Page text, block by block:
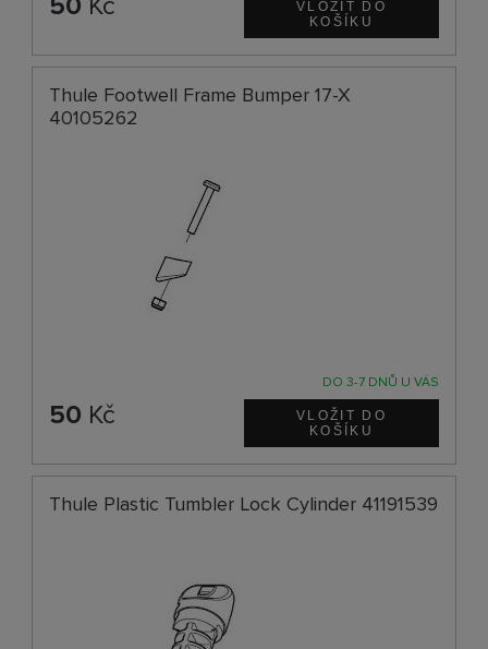
Thule Footwell Frame Bumper 17-X
40105262
DO 3-7 DNŮ U VÁS
50 Kč
Thule Plastic Tumbler Lock Cylinder 41191539